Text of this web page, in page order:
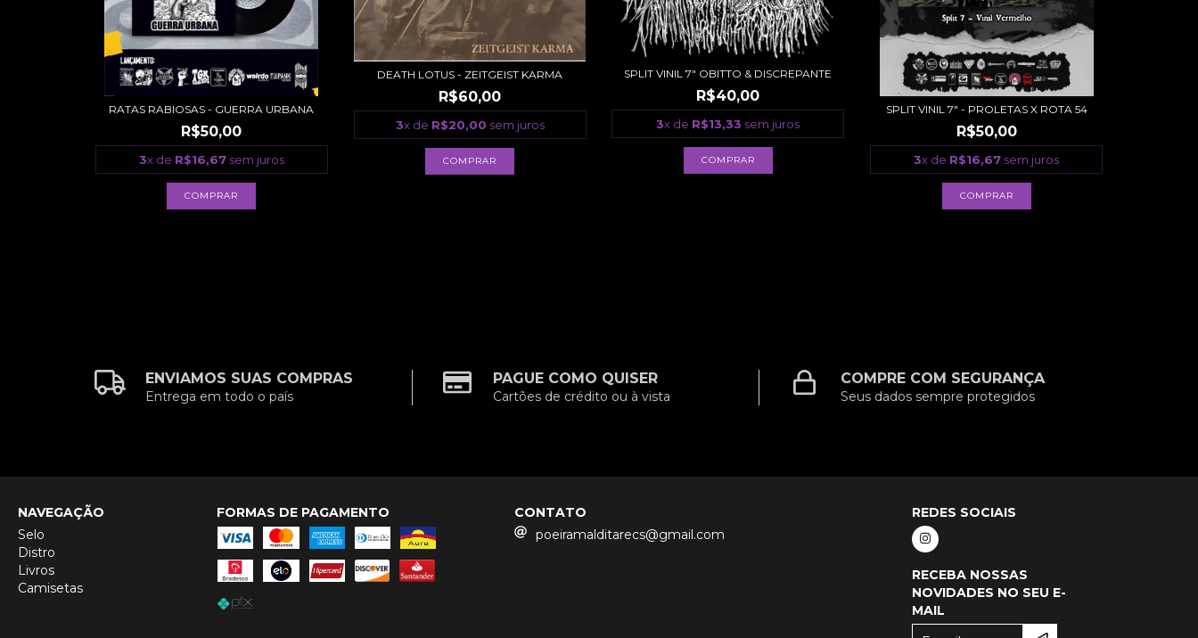
RATAS RABIOSAS - GUERRA URBANA
R$50,00
3x de R$16,67sem juros
DEATH LOTUS - ZEITGEIST KARMA
R$60,00
3x de R$20,00 sem juros
SPLIT VINIL 7" OBITTO & DISCREPANTE
R$40,00
3x de R$13,33 sem juros
SPLIT VINIL 7" - PROLETAS X ROTA 54
R$50,00
3x de R$16,67 sem juros
ENVIAMOS SUAS COMPRAS
Entrega em todo o país
PAGUE COMO QUISER
Cartões de crédito ou à vista
COMPRE COM SEGURANÇA
Seus dados sempre protegidos
NAVEGAÇÃO
Selo
Distro
Livros
Camisetas
FORMAS DE PAGAMENTO
CONTATO
poeiramalditarecs@gmail.com
REDES SOCIAIS
RECEBA NOSSAS
NOVIDADES NO SEU E-
MAIL